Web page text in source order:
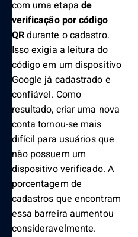
com uma etapa de
verificação por código
QRdurante o cadastro.
Isso exigia a leitura do
código em um dispositivo
Google já cadastrado e
confiável. Como
resultado, criar uma nova
conta tornou-se mais
difícil para usuários que
não possuem um
dispositivo verificado. A
porcentagem de
cadastros que encontram
essa barreira aumentou
consideravelmente.